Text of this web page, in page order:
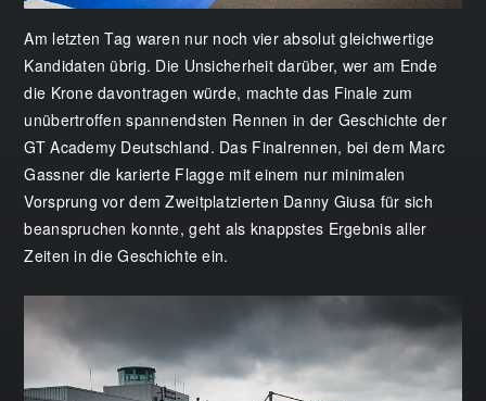
Am letzten Tag waren nur noch vier absolut gleichwertige
Kandidaten übrig. Die Unsicherheit darüber, wer am Ende
die Krone davontragen würde, machte das Finale zum
unübertroffen spannendsten Rennen in der Geschichte der
GT Academy Deutschland. Das Finalrennen, bei dem Marc
Gassner die karierte Flagge mit einem nur minimalen
Vorsprung vor dem Zweitplatzierten Danny Giusa für sich
beanspruchen konnte, geht als knappstes Ergebnis aller
Zeiten in die Geschichte ein.